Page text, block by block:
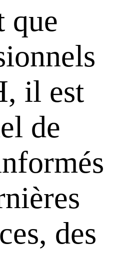
que
il est
de
des